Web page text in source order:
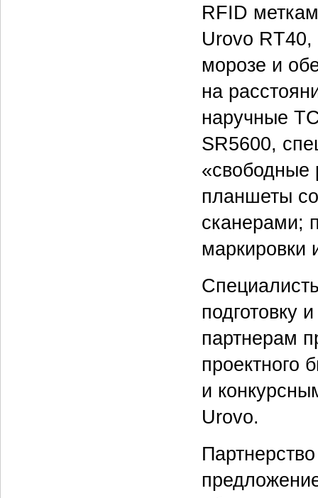
RFID
Urovo RT40,
морозе и
на
наручные
SR5600,
планшеты
сканерами;
маркировки
подготовку
партнерам
проектного
и
Urovo.